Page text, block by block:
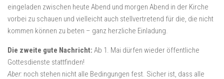
eingeladen zwischen heute Abend und morgen Abend in der Kirche
vorbei zu schauen und vielleicht auch stellvertretend für die, die nicht
kommen können zu beten – ganz herzliche Einladung.
Die zweite gute Nachricht: Ab 1. Mai dürfen wieder öffentliche
Gottesdienste stattfinden!
Aber: noch stehen nicht alle Bedingungen fest. Sicher ist, dass alle